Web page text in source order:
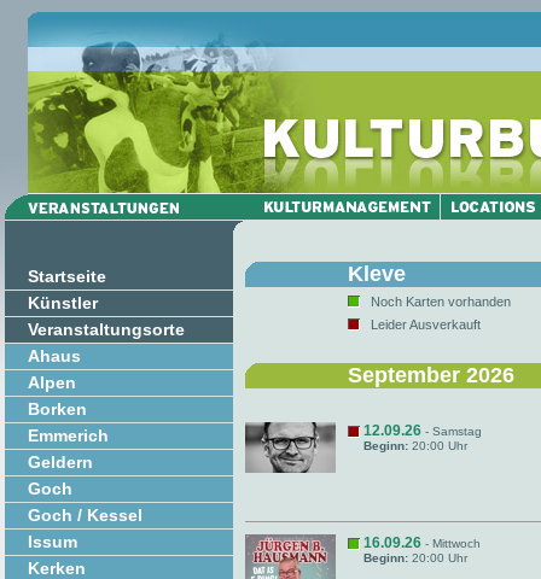
Startseite
Künstler
Veranstaltungsorte
Ahaus
Alpen
Borken
Emmerich
Geldern
Goch
Goch / Kessel
Issum
Kerken
Kleve
Noch Karten vorhanden
Leider Ausverkauft
September 2026
12.09.26 - Samstag
Beginn: 20:00 Uhr
16.09.26 - Mittwoch
Beginn: 20:00 Uhr